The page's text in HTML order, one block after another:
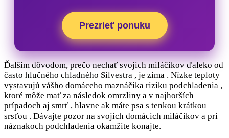
Prezrieť ponuku
Ďalším dôvodom, prečo nechať svojich miláčikov ďaleko od
často hlučného chladného Silvestra , je zima . Nízke teploty
vystavujú vášho domáceho maznáčika riziku podchladenia ,
ktoré môže mať za následok omrzliny a v najhorších
prípadoch aj smrť , hlavne ak máte psa s tenkou krátkou
srsťou . Dávajte pozor na svojich domácich miláčikov a pri
náznakoch podchladenia okamžite konajte.